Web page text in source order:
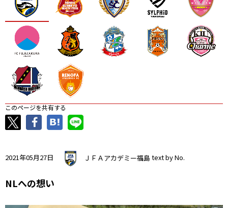
このページを共有する
2021年05月27日 ＪＦＡアカデミー福島text by No.
NLへの想い